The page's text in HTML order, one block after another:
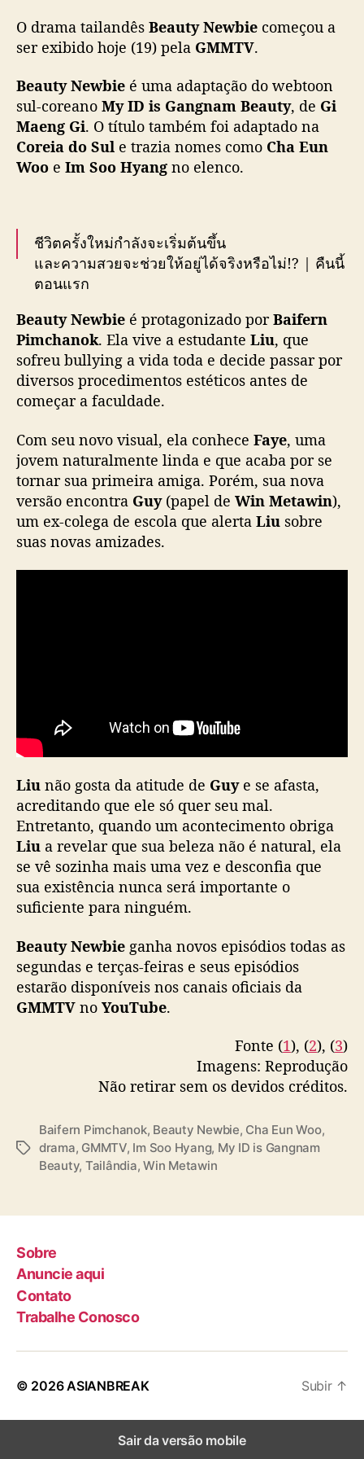
i
b
ç
o
d
e
t
w
b
i
e
c
o
B
a
i
k
W
i
n
M
e
t
i
n
O drama tailandês Beauty Newbie começou a
ser exibido hoje (19) pela GMMTV.
Beauty Newbie é uma adaptação do webtoon
sul-coreano My ID is Gangnam Beauty, de Gi
Maeng Gi. O título também foi adaptado na
Coreia do Sul e trazia nomes como Cha Eun
Woo e Im Soo Hyang no elenco.
ชีวิตครั้งใหม่กำลังจะเริ่มต้นขึ้น
และความสวยจะช่วยให้อยู่ได้จริงหรือไม่!? | คืนนี้
ตอนแรก
"Beauty Newbie หัวใจไม่มีปลอม" 💐🤍
ทุกวันจันทร์ – อังคาร เวลา 20.30 น. ทางช่อง
GMM25
และ เวลา 22.30 น. ทาง Viu#BeautyNewbie
#GMMTV @winmetawin
pic.twitter.com/yGlNEsI6Oz
— GMMTV (@GMMTV)February 19, 2024
Beauty Newbie é protagonizado porBaifern
Pimchanok. Ela vive a estudante Liu, que
sofreu bullying a vida toda e decide passar por
diversos procedimentos estéticos antes de
começar a faculdade.
Com seu novo visual, ela conhece Faye, uma
jovem naturalmente linda e que acaba por se
tornar sua primeira amiga. Porém, sua nova
versão encontra Guy(papel de Win Metawin),
um ex-colega de escola que alerta Liu sobre
suas novas amizades.
Liu não gosta da atitude de Guye se afasta,
acreditando que ele só quer seu mal.
Entretanto, quando um acontecimento obriga
Liu a revelar que sua beleza não é natural, ela
se vê sozinha mais uma vez e desconfia que
sua existência nunca será importante o
suficiente para ninguém.
Beauty Newbie ganha novos episódios todas as
segundas e terças-feiras e seus episódios
estarão disponíveis nos canais oficiais da
GMMTV no YouTube.
Fonte (1), (2), (3)
Imagens: Reprodução
Não retirar sem os devidos créditos.
T
Baifern Pimchanok, Beauty Newbie, Cha Eun Woo,
drama, GMMTV, Im Soo Hyang, My ID is Gangnam
Beauty, Tailândia,Win Metawin
Sobre
Anuncie aqui
Contato
Trabalhe Conosco
© 2026ASIANBREAK Subir ↑
Sair da versão mobile